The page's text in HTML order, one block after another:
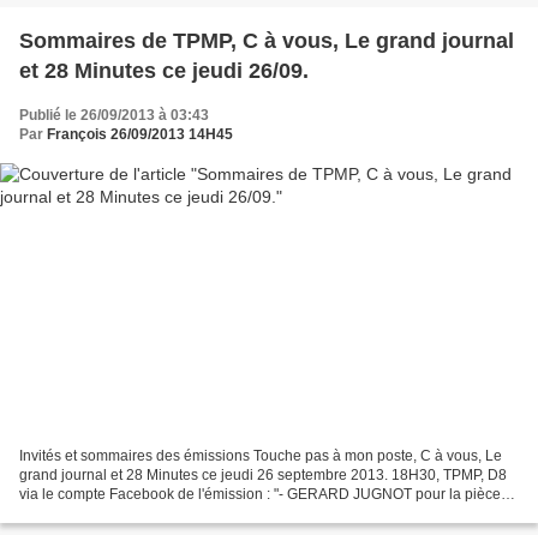
Sommaires de TPMP, C à vous, Le grand journal
et 28 Minutes ce jeudi 26/09.
Publié le 26/09/2013 à 03:43
Par François 26/09/2013 14H45
Invités et sommaires des émissions Touche pas à mon poste, C à vous, Le
grand journal et 28 Minutes ce jeudi 26 septembre 2013. 18H30, TPMP, D8
via le compte Facebook de l'émission : "- GERARD JUGNOT pour la pièce